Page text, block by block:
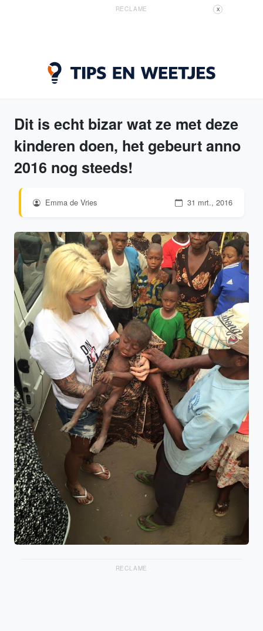
RECLAME X
Dit is echt bizar wat ze met deze
kinderen doen, het gebeurt anno
2016 nog steeds!
Emma de Vries 31 mrt., 2016
RECLAME